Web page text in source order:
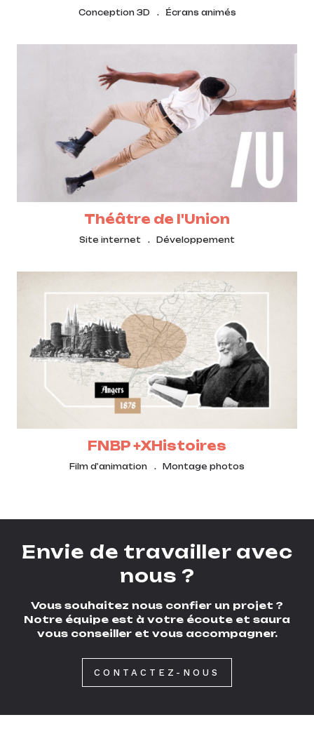
Conception 3D Écrans animés
Théâtre de l'Union
Site internet Développement
FNBP +XHistoires
Film d'animation Montage photos
Envie de travailler avec
nous ?
Vous souhaitez nous confier un projet ?
Notre équipe est à votre écoute et saura
vous conseiller et vous accompagner.
CONTACTEZ-NOUS